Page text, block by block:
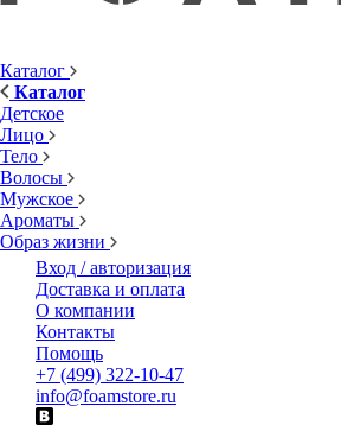
Каталог
Каталог
Детское
Лицо
Тело
Волосы
Мужское
Ароматы
Образ жизни
Вход / авторизация
Доставка и оплата
О компании
Контакты
Помощь
+7 (499) 322-10-47
info@foamstore.ru